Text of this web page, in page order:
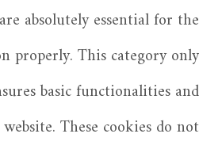
absolutely essential for the
properly. This category only
basic functionalities and
These cookies do not